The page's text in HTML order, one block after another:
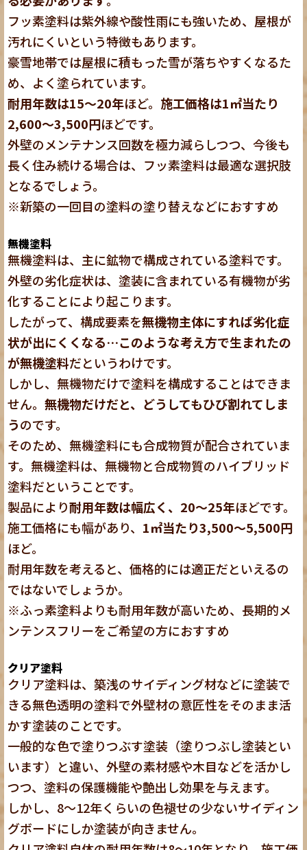
フッ素塗料は紫外線や酸性雨にも強いため、屋根が
汚れにくいという特徴もあります。
豪雪地帯では屋根に積もった雪が落ちやすくなるた
め、よく塗られています。
耐用年数は15～20年ほど。 施工価格は1㎡当たり
2,600～3,500円ほどです。
外壁のメンテナンス回数を極力減らしつつ、今後も
長く住み続ける場合は、フッ素塗料は最適な選択肢
となるでしょう。
※新築の一回目の塗料の塗り替えなどにおすすめ
無機塗料
無機塗料は、主に鉱物で構成されている塗料です。
外壁の劣化症状は、塗装に含まれている有機物が劣
化することにより起こります。
したがって、構成要素を無機物主体にすれば劣化症
状が出にくくなる…このような考え方で生まれたの
が無機塗料だというわけです。
しかし、無機物だけで塗料を構成することはできま
せん。無機物だけだと、どうしてもひび割れてしま
うのです。
そのため、無機塗料にも合成物質が配合されていま
す。無機塗料は、無機物と合成物質のハイブリッド
塗料だということです。
製品により耐用年数は幅広く、20～25年ほどです。
施工価格にも幅があり、 1㎡当たり3,500～5,500円
ほど。
耐用年数を考えると、価格的には適正だといえるの
ではないでしょうか。
※ふっ素塗料よりも耐用年数が高いため、長期的メ
ンテンスフリーをご希望の方におすすめ
クリア塗料
クリア塗料は、築浅のサイディング材などに塗装で
きる無色透明の塗料で外壁材の意匠性をそのまま活
かす塗装のことです。
一般的な色で塗りつぶす塗装（塗りつぶし塗装とい
います）と違い、外壁の素材感や木目などを活かし
つつ、塗料の保護機能や艶出し効果を与えます。
しかし、8～12年くらいの色褪せの少ないサイディン
グボードにしか塗装が向きません。